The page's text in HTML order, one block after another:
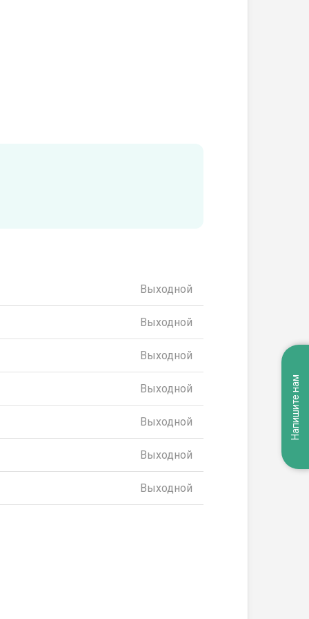
Выходной
Выходной
Выходной
Выходной
Выходной
Выходной
Выходной
Напишите нам